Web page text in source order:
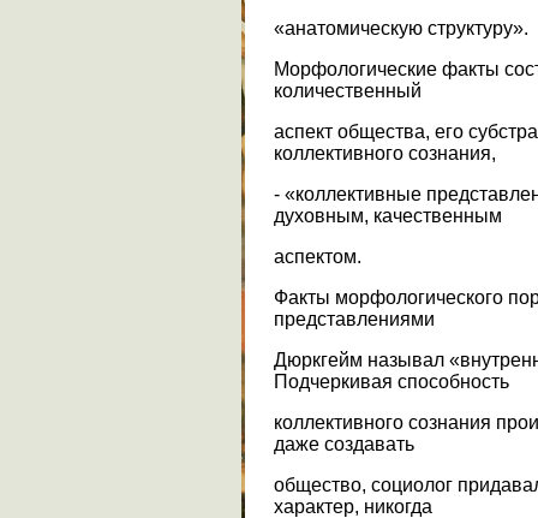
«анатомическую структуру».
Морфологические факты
количественный
аспект общества, его
коллективного сознания,
- «коллективные
духовным, качественным
аспектом.
Факты морфологического
представлениями
Дюркгейм называл
Подчеркивая способность
коллективного сознания
даже создавать
общество, социолог
характер, никогда